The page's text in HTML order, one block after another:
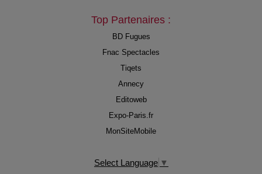
Top Partenaires :
BD Fugues
Fnac Spectacles
Tiqets
Annecy
Editoweb
Expo-Paris.fr
MonSiteMobile
Select Language ▼